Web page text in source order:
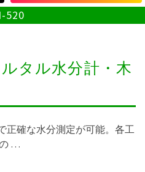
520
タル水分計・木
正確な水分測定が可能。各工
…